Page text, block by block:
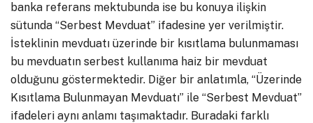
banka referans mektubunda ise bu konuya ilişkin
sütunda “Serbest Mevduat” ifadesine yer verilmiştir.
İsteklinin mevduatı üzerinde bir kısıtlama bulunmaması
bu mevduatın serbest kullanıma haiz bir mevduat
olduğunu göstermektedir. Diğer bir anlatımla, “Üzerinde
Kısıtlama Bulunmayan Mevduatı” ile “Serbest Mevduat”
ifadeleri aynı anlamı taşımaktadır. Buradaki farklı